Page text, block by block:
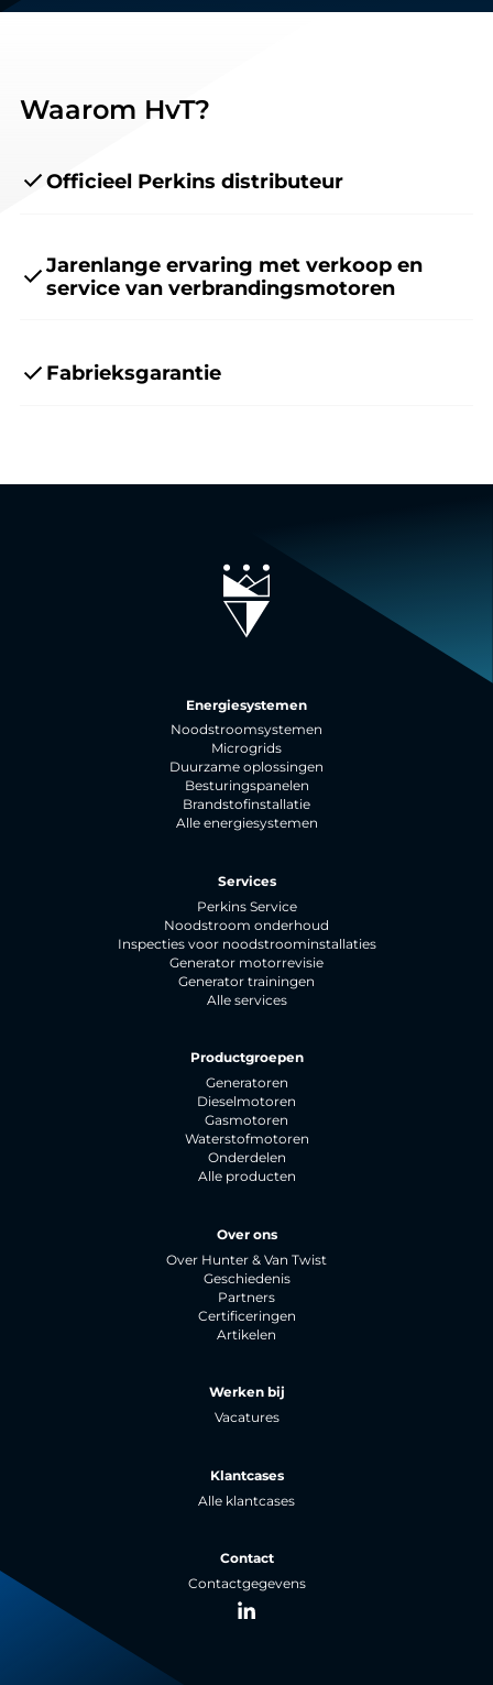
Waarom HvT?
Officieel Perkins distributeur
Jarenlange ervaring met verkoop en
service van verbrandingsmotoren
Fabrieksgarantie
Energiesystemen
Noodstroomsystemen
Microgrids
Duurzame oplossingen
Besturingspanelen
Brandstofinstallatie
Alle energiesystemen
Services
Perkins Service
Noodstroom onderhoud
Inspecties voor noodstroominstallaties
Generator motorrevisie
Generator trainingen
Alle services
Productgroepen
Generatoren
Dieselmotoren
Gasmotoren
Waterstofmotoren
Onderdelen
Alle producten
Over ons
Over Hunter & Van Twist
Geschiedenis
Partners
Certificeringen
Artikelen
Werken bij
Vacatures
Klantcases
Alle klantcases
Contact
Contactgegevens
LinkedIn